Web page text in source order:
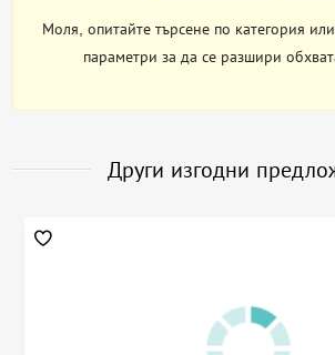
Моля, опитайте търсене по категория
параметри за да се разшири
Други изгодни